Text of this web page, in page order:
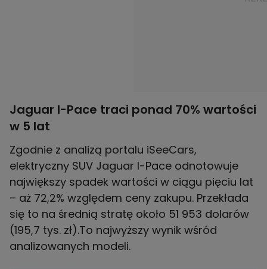
Jaguar I-Pace traci ponad 70% wartości
w 5 lat
Zgodnie z analizą portalu iSeeCars,
elektryczny SUV Jaguar I-Pace odnotowuje
największy spadek wartości w ciągu pięciu lat
– aż 72,2% względem ceny zakupu. Przekłada
się to na średnią stratę około 51 953 dolarów
(195,7 tys. zł).To najwyższy wynik wśród
analizowanych modeli.